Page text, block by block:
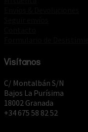
Visítanos
C/ Montalbán S/N
Bajos La Purísima
18002 Granada
+34 675 58 82 52